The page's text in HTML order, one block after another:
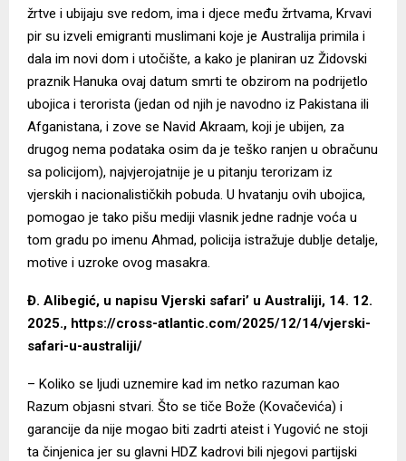
žrtve i ubijaju sve redom, ima i djece među žrtvama, Krvavi
pir su izveli emigranti muslimani koje je Australija primila i
dala im novi dom i utočište, a kako je planiran uz Židovski
praznik Hanuka ovaj datum smrti te obzirom na podrijetlo
ubojica i terorista (jedan od njih je navodno iz Pakistana ili
Afganistana, i zove se Navid Akraam, koji je ubijen, za
drugog nema podataka osim da je teško ranjen u obračunu
sa policijom), najvjerojatnije je u pitanju terorizam iz
vjerskih i nacionalističkih pobuda. U hvatanju ovih ubojica,
pomogao je tako pišu mediji vlasnik jedne radnje voća u
tom gradu po imenu Ahmad, policija istražuje dublje detalje,
motive i uzroke ovog masakra.
Đ. Alibegić, u napisu Vjerski safari’ u Australiji, 14. 12.
2025., https://cross-atlantic.com/2025/12/14/vjerski-
safari-u-australiji/
– Koliko se ljudi uznemire kad im netko razuman kao
Razum objasni stvari. Što se tiče Bože (Kovačevića) i
garancije da nije mogao biti zadrti ateist i Yugović ne stoji
ta činjenica jer su glavni HDZ kadrovi bili njegovi partijski